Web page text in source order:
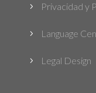
5 Privacidad y
5 Language
5 Legal Design